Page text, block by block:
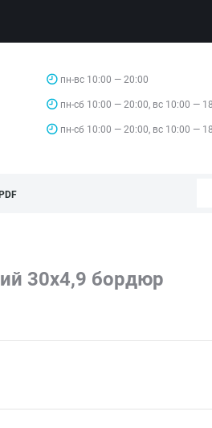
пн-вс 10:00 — 20:00
пн-сб 10:00 — 20:00, вс 10:00 —
пн-сб 10:00 — 20:00, вс 10:00 —
PDF
30х4,9 бордюр